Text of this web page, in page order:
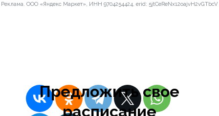
станция
Реклама. ООО «Яндекс Маркет», ИНН 9704254424, erid: 5jtCeReNx12oajvH2vGTbcV
Предложить свое
расписание